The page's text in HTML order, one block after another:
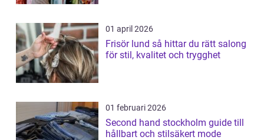
01 april 2026
Frisör lund så hittar du rätt salong
för stil, kvalitet och trygghet
01 februari 2026
Second hand stockholm guide till
hållbart och stilsäkert mode